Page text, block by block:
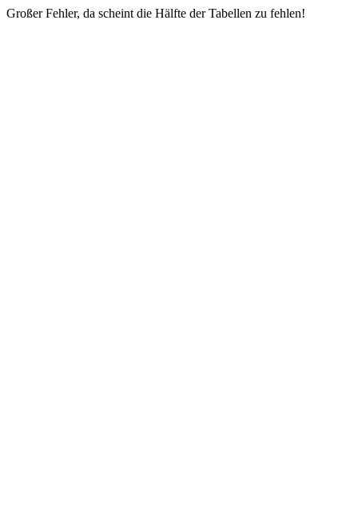
Großer Fehler, da scheint die Hälfte der Tabellen zu fehlen!